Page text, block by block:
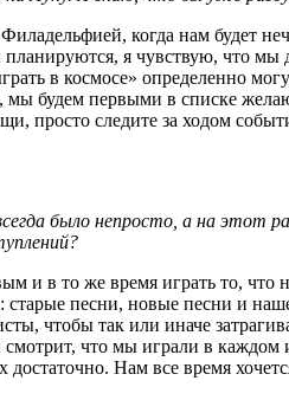
когда нам будет
планируются, я чувствую, что
в космосе» определенно
мы будем первыми в списке
просто следите за ходом
было непросто, а на этот
и в то же время играть то,
песни, новые песни и
чтобы так или иначе
что мы играли в
Нам все время